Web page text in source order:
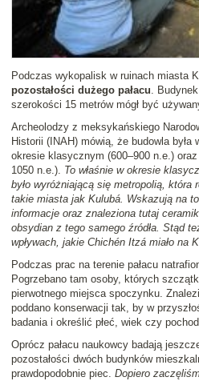
Podczas wykopalisk w ruinach miasta
pozostałości dużego pałacu.
szerokości 15 metrów mógł być
Archeolodzy z meksykańskiego
Historii (INAH) mówią, że budowla
okresie klasycznym (600–900 n.e.)
1050 n.e.). To właśnie w okresie
było wyróżniającą się metropolią, która
takie miasta jak Kulubá. Wskazują na
informacje oraz znaleziona tutaj
obsydian z tego samego źródła. Stąd
wpływach, jakie Chichén Itzá miało na
Podczas prac na terenie pałacu
Pogrzebano tam osoby, których
pierwotnego miejsca spoczynku.
poddano konserwacji tak, by w
badania i określić płeć, wiek czy
Oprócz pałacu naukowcy badają
pozostałości dwóch budynków
prawdopodobnie piec. Dopiero